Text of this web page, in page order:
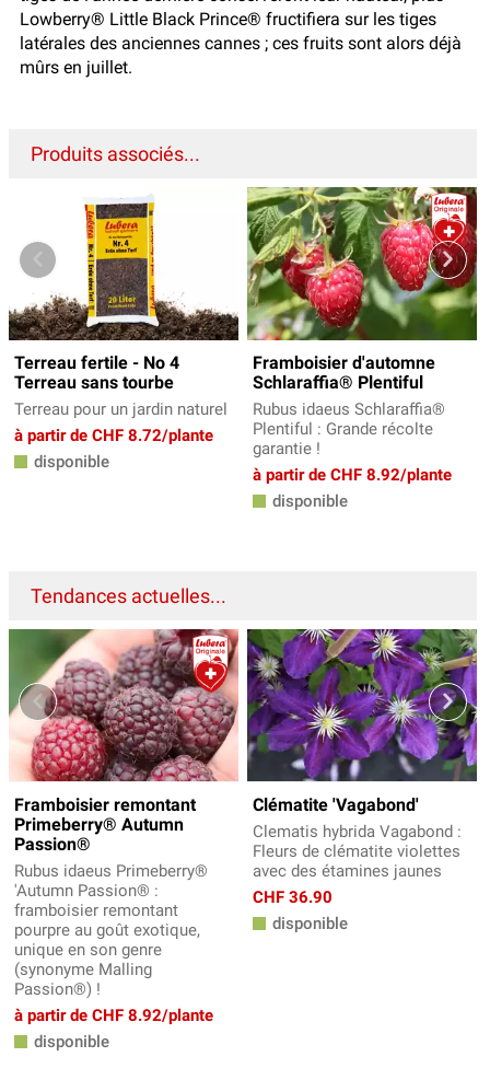
Lowberry® Little Black Prince® fructifiera sur les tiges
latérales des anciennes cannes ; ces fruits sont alors déjà
mûrs en juillet.
Produits associés...
Terreau fertile - No 4
Terreau sans tourbe
Terreau pour un jardin naturel
à partir de CHF 8.72/plante
disponible
Framboisier d'automne
Schlaraffia® Plentiful
Rubus idaeus Schlaraffia®
Plentiful : Grande récolte
garantie !
à partir de CHF 8.92/plante
disponible
Tendances actuelles...
Framboisier remontant
Primeberry® Autumn
Passion®
Rubus idaeus Primeberry®
'Autumn Passion® :
framboisier remontant
pourpre au goût exotique,
unique en son genre
(synonyme Malling
Passion®) !
à partir de CHF 8.92/plante
disponible
Clématite 'Vagabond'
Clematis hybrida Vagabond :
Fleurs de clématite violettes
avec des étamines jaunes
CHF 36.90
disponible